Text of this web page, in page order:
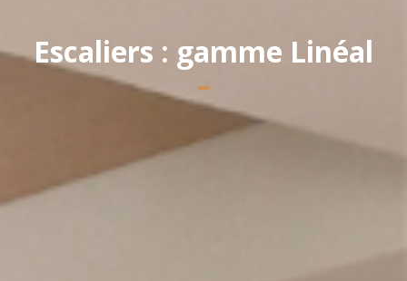
Escaliers : gamme Linéal